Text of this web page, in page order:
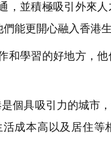
並積極吸引外來
能更開心融入香港生
學習的好地方，
個具吸引力的城市
成本高以及居住等